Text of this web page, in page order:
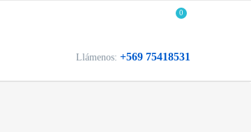
0
Llámenos: +569 75418531